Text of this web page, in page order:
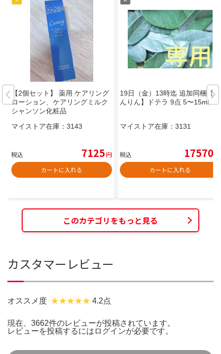
【2個セット】 薬用 ケアリング
ローション、ケアリングミルク
シャンソン化粧品
マイストア在庫： 3143
税込 7125円
カートに入れる
19日（金）13時迄 追加同梱【り
んりん】ドテラ 9点 5〜15ml
マイストア在庫： 3131
税込 17570
カートに入れる
このカテゴリをもっと見る
カスタマーレビュー
オススメ度 4.2点
現在、3662件のレビューが投稿されています。
レビューを投稿するには ログインが必要です。